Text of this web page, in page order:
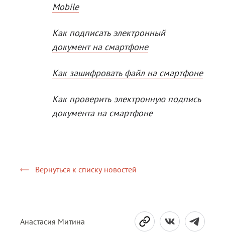
Mobile
Как подписать электронный
документ на смартфоне
Как зашифровать файл на смартфоне
Как проверить электронную подпись
документа на смартфоне
Вернуться к списку новостей
Анастасия Митина